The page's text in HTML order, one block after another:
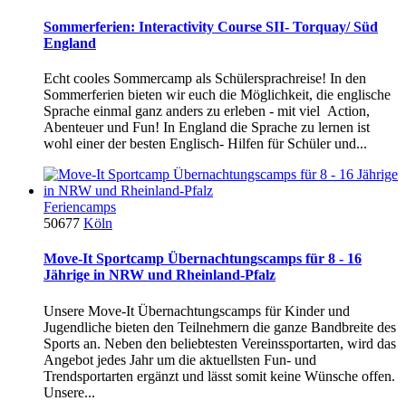
Sommerferien: Interactivity Course SII- Torquay/ Süd
England
Echt cooles Sommercamp als Schülersprachreise! In den
Sommerferien bieten wir euch die Möglichkeit, die englische
Sprache einmal ganz anders zu erleben - mit viel Action,
Abenteuer und Fun! In England die Sprache zu lernen ist
wohl einer der besten Englisch- Hilfen für Schüler und...
Feriencamps
50677 Köln
Move-It Sportcamp Übernachtungscamps für 8 - 16
Jährige in NRW und Rheinland-Pfalz
Unsere Move-It Übernachtungscamps für Kinder und
Jugendliche bieten den Teilnehmern die ganze Bandbreite des
Sports an. Neben den beliebtesten Vereinssportarten, wird das
Angebot jedes Jahr um die aktuellsten Fun- und
Trendsportarten ergänzt und lässt somit keine Wünsche offen.
Unsere...